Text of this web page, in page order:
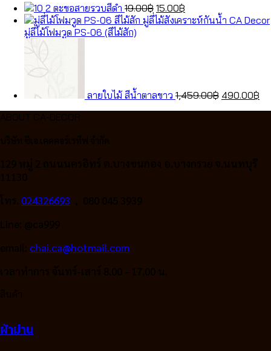
ตะขอสายรวบสีดำ 19.00฿ Original
price
15.00฿
price
มู่ลี่ไม้โฟมวูด PS-06 (สีไม้สัก)
ลายใบไม้ สีน้ำตาลขาว 1,459.00฿ 490.00฿
024326693
chai.ca@hotmail.com
ผ้าม่าน